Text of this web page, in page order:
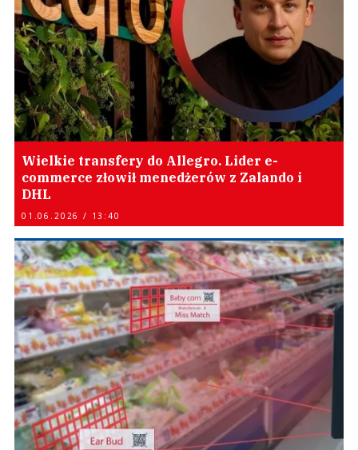
Wielkie transfery do Allegro. Lider e-
commerce złowił menedżerów z Zalando i
DHL
01.06.2026 / 13:40